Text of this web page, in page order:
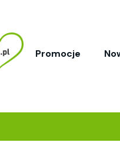
Promocje